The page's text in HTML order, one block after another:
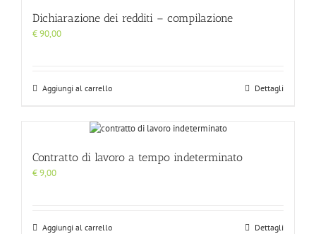
Dichiarazione dei redditi – compilazione
€90,00
Aggiungi al carrello Dettagli
Contratto di lavoro a tempo indeterminato
€9,00
Aggiungi al carrello Dettagli